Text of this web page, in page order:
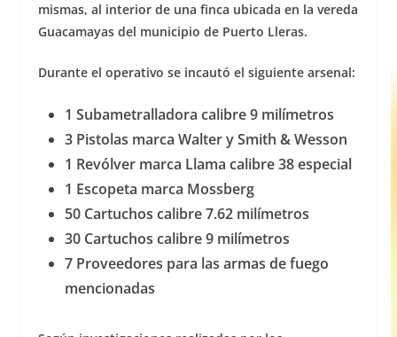
mismas, al interior de una finca ubicada en la vereda
Guacamayas del municipio de Puerto Lleras.
Durante el operativo se incautó el siguiente arsenal:
1 Subametralladora calibre 9 milímetros
3 Pistolas marca Walter y Smith & Wesson
1 Revólver marca Llama calibre 38 especial
1 Escopeta marca Mossberg
50 Cartuchos calibre 7.62 milímetros
30 Cartuchos calibre 9 milímetros
7 Proveedores para las armas de fuego
mencionadas